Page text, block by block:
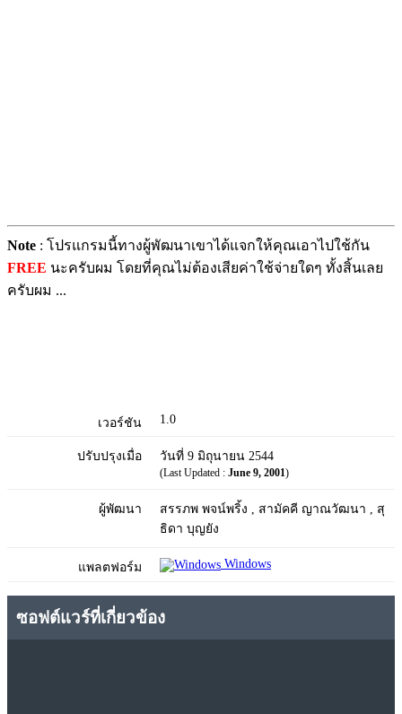
Note : โปรแกรมนี้ทางผู้พัฒนาเขาได้แจกให้คุณเอาไปใช้กัน
FREE นะครับผม โดยที่คุณไม่ต้องเสียค่าใช้จ่ายใดๆ ทั้งสิ้นเลย
ครับผม ...
เวอร์ชัน 1.0
ปรับปรุงเมื่อ วันที่ 9 มิถุนายน 2544
(Last Updated : June 9, 2001)
ผู้พัฒนา
สรรภพ พจน์พริ้ง , สามัคคี ญาณวัฒนา , สุ
ธิดา บุญยัง
แพลตฟอร์ม Windows
ซอฟต์แวร์ที่เกี่ยวข้อง